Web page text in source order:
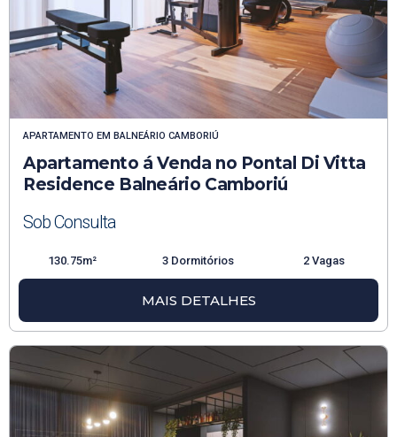
APARTAMENTO EM BALNEÁRIO CAMBORIÚ
Apartamento á Venda no Pontal Di Vitta
Residence Balneário Camboriú
Sob Consulta
130.75m² 3 Dormitórios 2 Vagas
MAIS DETALHES